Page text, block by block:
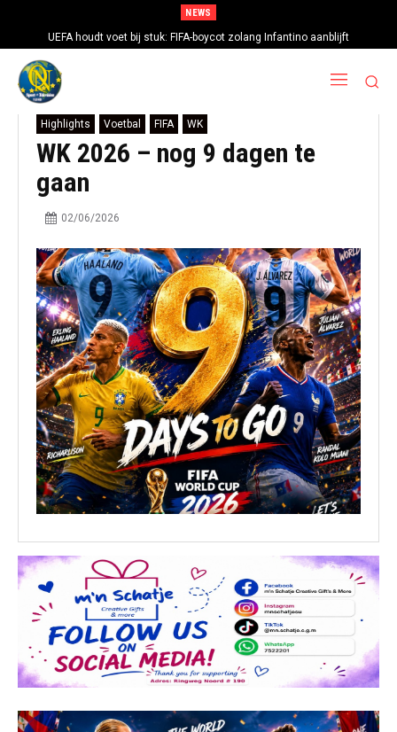
NEWS
UEFA houdt voet bij stuk: FIFA-boycot zolang Infantino aanblijft
Highlights Voetbal FIFA WK
WK 2026 – nog 9 dagen te
gaan
02/06/2026